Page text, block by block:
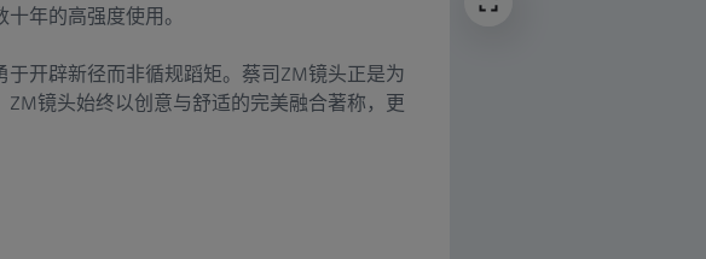
年的高强度使用。
开辟新径而非循规蹈矩。蔡司ZM镜头正是为
镜头始终以创意与舒适的完美融合著称，更